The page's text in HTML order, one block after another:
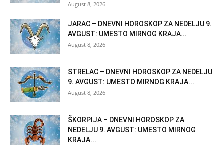
August 8, 2026
JARAC – DNEVNI HOROSKOP ZA NEDELJU 9.
AVGUST: UMESTO MIRNOG KRAJA...
August 8, 2026
STRELAC – DNEVNI HOROSKOP ZA NEDELJU
9. AVGUST: UMESTO MIRNOG KRAJA...
August 8, 2026
ŠKORPIJA – DNEVNI HOROSKOP ZA
NEDELJU 9. AVGUST: UMESTO MIRNOG
KRAJA...